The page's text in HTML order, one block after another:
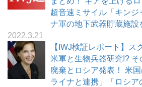
超音速ミサイル「キンジ
ナ軍の地下武器貯蔵施設
2022.3.21
【IWJ検証レポート】ス
米軍と生物兵器研究!?
廃棄とロシア発表！ 米
ライナと連携」「ロシア